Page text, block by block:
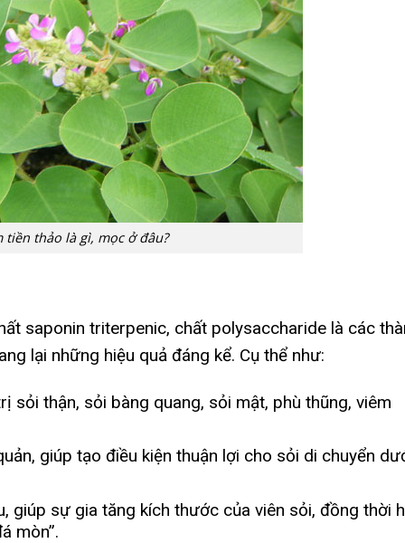
tiền thảo là gì, mọc ở đâu?
saponin triterpenic, chất polysaccharide là các
lại những hiệu quả đáng kể. Cụ thể như:
sỏi thận, sỏi bàng quang, sỏi mật, phù thũng, viêm
giúp tạo điều kiện thuận lợi cho sỏi di chuyển
giúp sự gia tăng kích thước của viên sỏi, đồng thời
mòn”.